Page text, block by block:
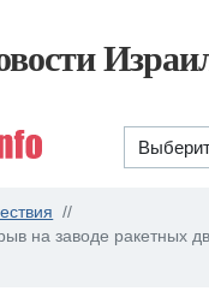
на заводе ракетных